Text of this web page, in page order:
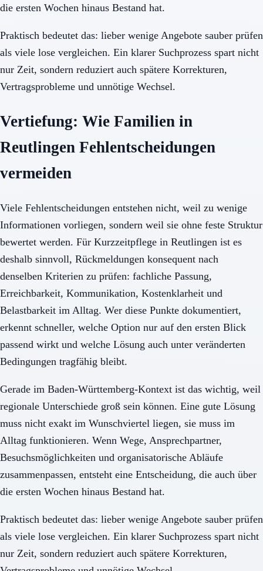
die ersten Wochen hinaus Bestand hat.
Praktisch bedeutet das: lieber wenige Angebote sauber prüfen
als viele lose vergleichen. Ein klarer Suchprozess spart nicht
nur Zeit, sondern reduziert auch spätere Korrekturen,
Vertragsprobleme und unnötige Wechsel.
Vertiefung: Wie Familien in
Reutlingen Fehlentscheidungen
vermeiden
Viele Fehlentscheidungen entstehen nicht, weil zu wenige
Informationen vorliegen, sondern weil sie ohne feste Struktur
bewertet werden. Für Kurzzeitpflege in Reutlingen ist es
deshalb sinnvoll, Rückmeldungen konsequent nach
denselben Kriterien zu prüfen: fachliche Passung,
Erreichbarkeit, Kommunikation, Kostenklarheit und
Belastbarkeit im Alltag. Wer diese Punkte dokumentiert,
erkennt schneller, welche Option nur auf den ersten Blick
passend wirkt und welche Lösung auch unter veränderten
Bedingungen tragfähig bleibt.
Gerade im Baden-Württemberg-Kontext ist das wichtig, weil
regionale Unterschiede groß sein können. Eine gute Lösung
muss nicht exakt im Wunschviertel liegen, sie muss im
Alltag funktionieren. Wenn Wege, Ansprechpartner,
Besuchsmöglichkeiten und organisatorische Abläufe
zusammenpassen, entsteht eine Entscheidung, die auch über
die ersten Wochen hinaus Bestand hat.
Praktisch bedeutet das: lieber wenige Angebote sauber prüfen
als viele lose vergleichen. Ein klarer Suchprozess spart nicht
nur Zeit, sondern reduziert auch spätere Korrekturen,